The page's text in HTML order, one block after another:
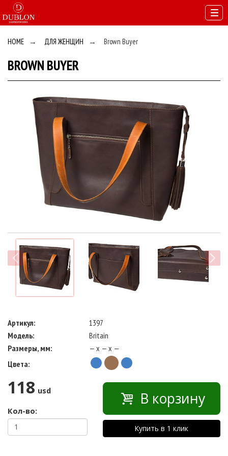
HOME → ДЛЯ ЖЕНЩИН → Brown Buyer
BROWN BUYER
next
Артикул:
1397
Модель:
Britain
Размеры, мм:
— x — x —
Цвета:
118 usd
Кол-во:
В корзину
Купить в 1 клик